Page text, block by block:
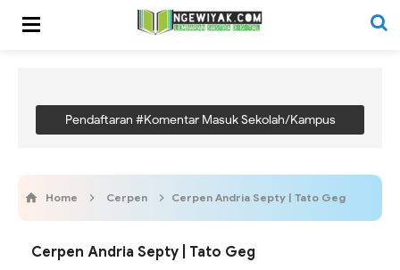
Pendaftaran #Komentar Masuk Sekolah/Kampus
Home Cerpen Cerpen Andria Septy | Tato Geg
Cerpen Andria Septy | Tato Geg